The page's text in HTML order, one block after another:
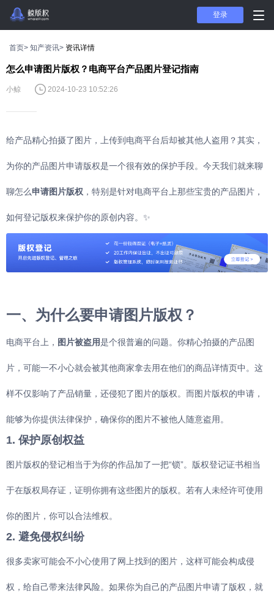
登录
首页> 知产资讯> 资讯详情
怎么申请图片版权？电商平台产品图片登记指南
小鲸 2024-10-23 10:52:26
给产品精心拍摄了图片，上传到电商平台后却被其他人盗用？其实，
为你的产品图片申请版权是一个很有效的保护手段。今天我们就来聊
聊怎么申请图片版权 ，特别是针对电商平台上那些宝贵的产品图片，
如何登记版权来保护你的原创内容。✨
一、为什么要申请图片版权？
电商平台上， 图片被盗用是个很普遍的问题。你精心拍摄的产品图
片，可能一不小心就会被其他商家拿去用在他们的商品详情页中。这
样不仅影响了产品销量，还侵犯了图片的版权。而图片版权的申请，
能够为你提供法律保护，确保你的图片不被他人随意盗用。
1. 保护原创权益
图片版权的登记相当于为你的作品加了一把“锁”。版权登记证书相当
于在版权局存证，证明你拥有这些图片的版权。若有人未经许可使用
你的图片，你可以合法维权。
2. 避免侵权纠纷
很多卖家可能会不小心使用了网上找到的图片，这样可能会构成侵
权，给自己带来法律风险。如果你为自己的产品图片申请了版权，就